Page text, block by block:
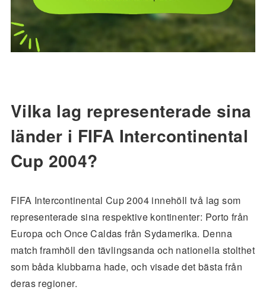
Vilka lag representerade sina
länder i FIFA Intercontinental
Cup 2004?
FIFA Intercontinental Cup 2004 innehöll två lag som
representerade sina respektive kontinenter: Porto från
Europa och Once Caldas från Sydamerika. Denna
match framhöll den tävlingsanda och nationella stolthet
som båda klubbarna hade, och visade det bästa från
deras regioner.